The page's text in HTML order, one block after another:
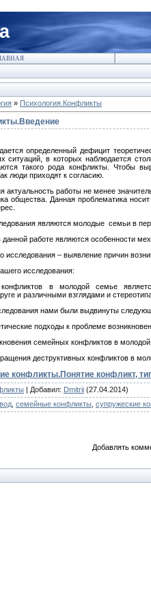
» Психология.Конфликты
определенный дефицит
ситуаций, в которых наблюдается
такого рода конфликты. Чтобы
люди приходят к согласию.
актуальность работы не менее
общества. Данная проблематика
являются молодые семьи в
работе являются особенности
исследования – выявление причин
исследования:
в молодой семье
и различными взглядами и
нами были выдвинуты
подходы к проблеме
семейных конфликтов в молодой
деструктивных конфликтов в
конфликты.Понятие конфликт,
| Добавил: Dmitrii (27.04.2014)
семейные конфликты супружеские
Добавлять